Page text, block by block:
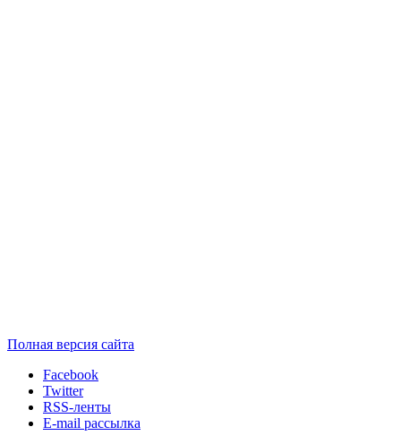
Полная версия сайта
Facebook
Twitter
RSS-ленты
E-mail рассылка